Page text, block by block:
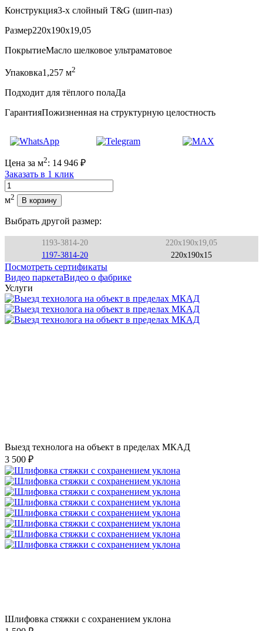
Конструкция3-х слойный T&G (шип-паз)
Размер220x190x19,05
ПокрытиеМасло шелковое ультраматовое
Упаковка1,257 м2
Подходит для тёплого полаДа
ГарантияПожизненная на структурную целостность
Цена за м2: 14 946 ₽
Заказать в 1 клик
Количество
м2 В корзину
Выбрать другой размер:
1193-3814-20
220x190x19,05
1197-3814-20
220x190x15
Посмотреть сертификаты
Видео паркетаВидео о фабрике
Услуги
Выезд технолога на объект в пределах МКАД
3 500 ₽
Шлифовка стяжки с сохранением уклона